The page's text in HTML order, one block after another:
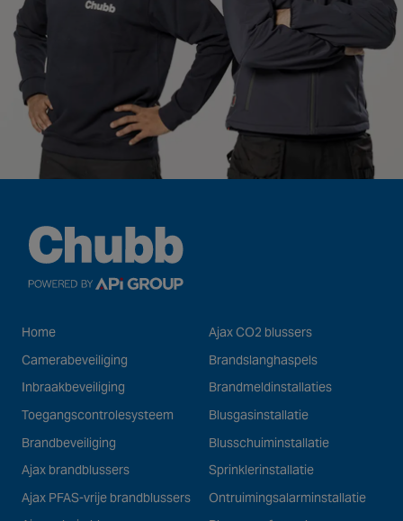
Home
Camerabeveiliging
Inbraakbeveiliging
Toegangscontrolesysteem
Brandbeveiliging
Ajax brandblussers
Ajax PFAS-vrije brandblussers
Ajax CO2 blussers
Brandslanghaspels
Brandmeldinstallaties
Blusgasinstallatie
Blusschuiminstallatie
Sprinklerinstallatie
Ontruimingsalarminstallatie